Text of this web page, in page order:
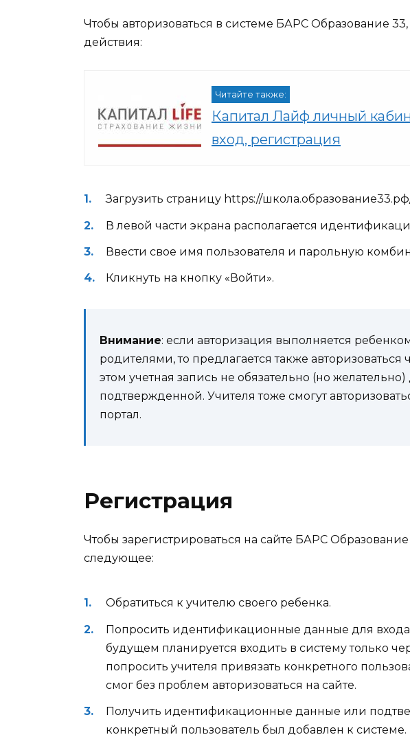
Чтобы авторизоваться в системе БАРС Образование
действия:
Читайте также:
Капитал Лайф личный
вход, регистрация
Загрузить страницу https://
В левой части экрана располагается
Ввести свое имя пользователя и парольную
Кликнуть на кнопку «Войти».
Внимание: если авторизация выполняется
родителями, то предлагается также авторизоваться
этом учетная запись не обязательно (но
подтвержденной. Учителя тоже смогут
портал.
Регистрация
Чтобы зарегистрироваться на сайте БАРС
следующее:
Обратиться к учителю своего ребенка.
Попросить идентификационные данные для входа
будущем планируется входить в систему только
попросить учителя привязать конкретного
смог без проблем авторизоваться на сайте.
Получить идентификационные данные или
конкретный пользователь был добавлен к системе.